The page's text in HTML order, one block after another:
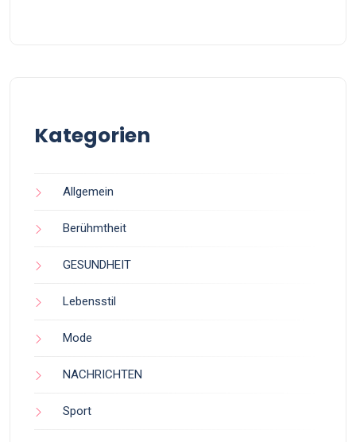
Kategorien
Allgemein
Berühmtheit
GESUNDHEIT
Lebensstil
Mode
NACHRICHTEN
Sport